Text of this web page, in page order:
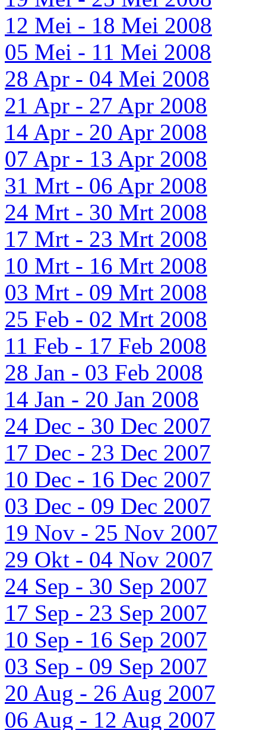
12 Mei - 18 Mei 2008
05 Mei - 11 Mei 2008
28 Apr - 04 Mei 2008
21 Apr - 27 Apr 2008
14 Apr - 20 Apr 2008
07 Apr - 13 Apr 2008
31 Mrt - 06 Apr 2008
24 Mrt - 30 Mrt 2008
17 Mrt - 23 Mrt 2008
10 Mrt - 16 Mrt 2008
03 Mrt - 09 Mrt 2008
25 Feb - 02 Mrt 2008
11 Feb - 17 Feb 2008
28 Jan - 03 Feb 2008
14 Jan - 20 Jan 2008
24 Dec - 30 Dec 2007
17 Dec - 23 Dec 2007
10 Dec - 16 Dec 2007
03 Dec - 09 Dec 2007
19 Nov - 25 Nov 2007
29 Okt - 04 Nov 2007
24 Sep - 30 Sep 2007
17 Sep - 23 Sep 2007
10 Sep - 16 Sep 2007
03 Sep - 09 Sep 2007
20 Aug - 26 Aug 2007
06 Aug - 12 Aug 2007